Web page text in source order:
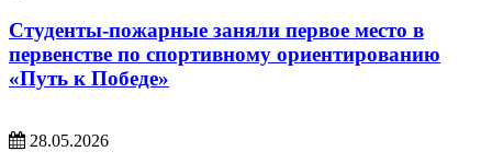
Студенты-пожарные заняли первое место в
первенстве по спортивному ориентированию
«Путь к Победе»
28.05.2026